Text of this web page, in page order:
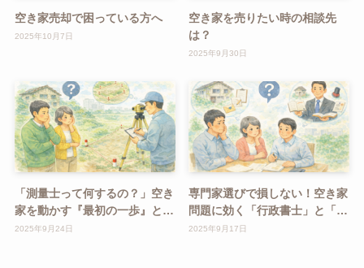
空き家売却で困っている方へ
2025年10月7日
空き家を売りたい時の相談先
は？
2025年9月30日
「測量士って何するの？」空き
家を動かす『最初の一歩』と
は？
2025年9月24日
専門家選びで損しない！空き家
問題に効く「行政書士」と「司
法書士」の違いとは？
2025年9月17日